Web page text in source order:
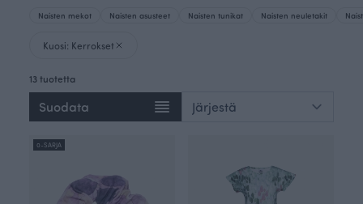
Naisten mekot Naisten asusteet Naisten tunikat Naisten neuletakit
Kuosi: Kerrokset
13 tuotetta
Suodata
0-SARJA